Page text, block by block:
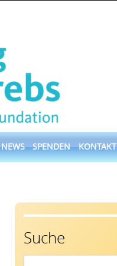
NEWS SPENDEN KONTAKT
Suche